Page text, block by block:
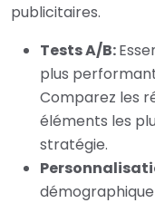
publicitaires.
Tests A/B:
plus
Comparez les
éléments les
stratégie.